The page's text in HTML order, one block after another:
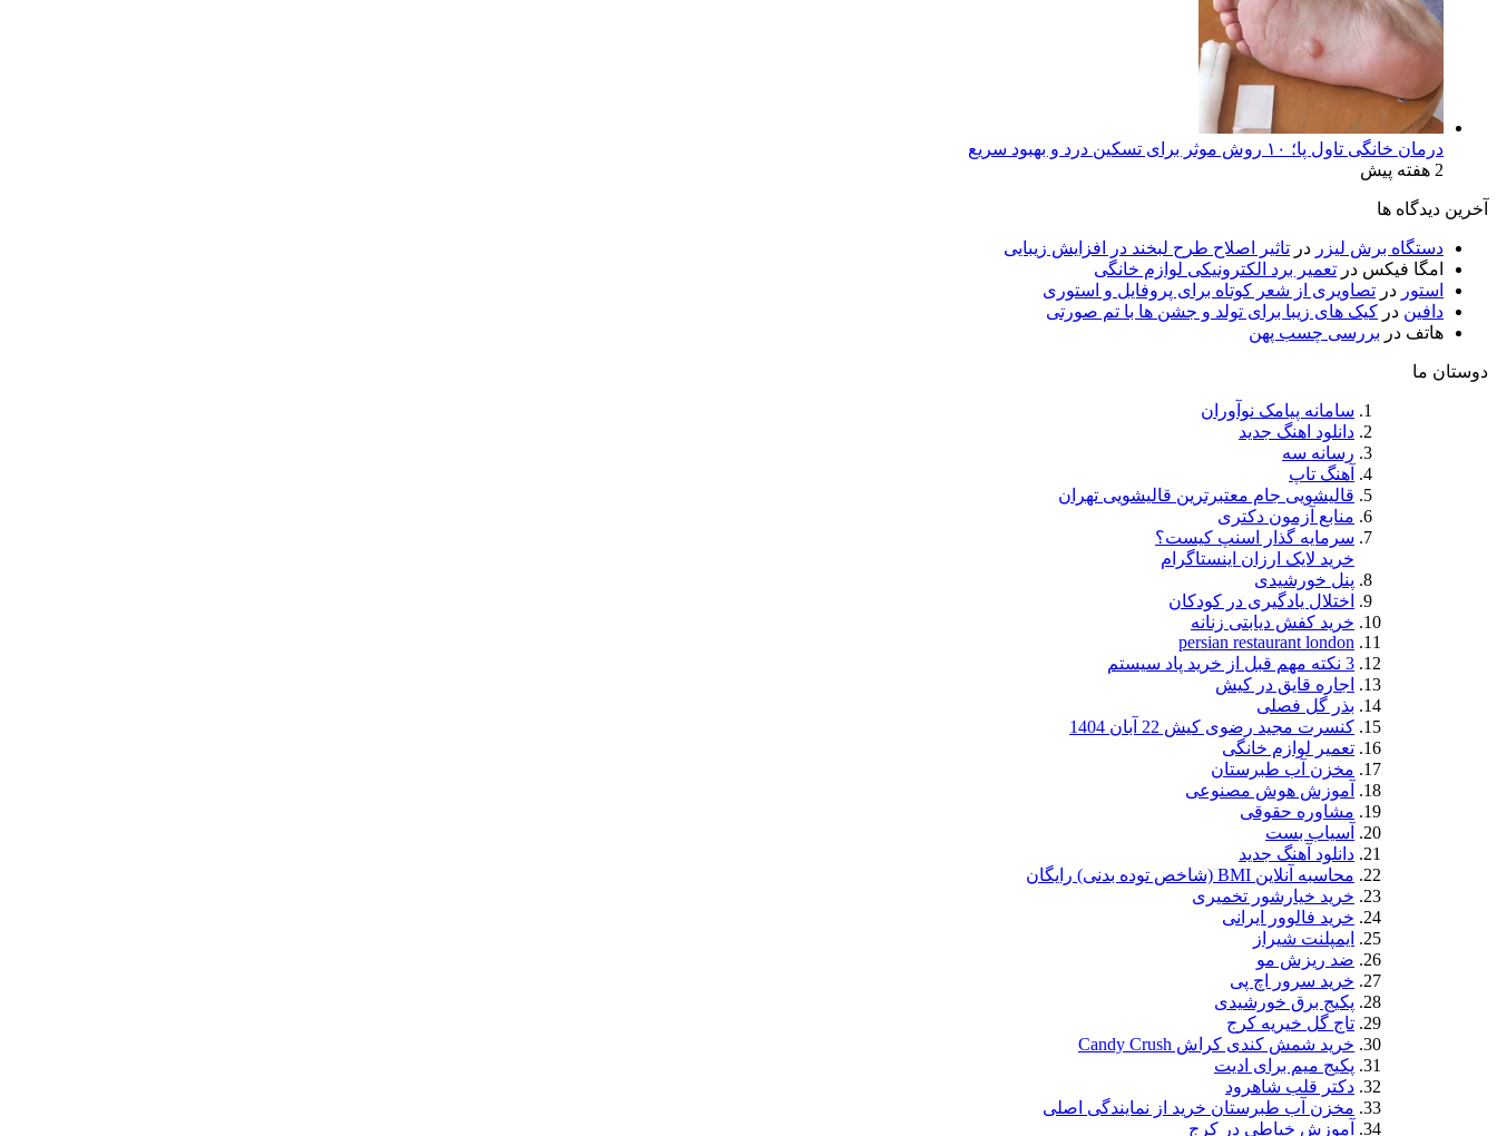
درمان خانگی تاول پا؛ ۱۰ روش موثر برای تسکین درد و بهبود سریع
2 هفته پیش
آخرین دیدگاه ها
دستگاه برش لیزر در تاثیر اصلاح طرح لبخند در افزایش زیبایی
امگا فیکس در تعمیر برد الکترونیکی لوازم خانگی
استور در تصاویری از شعر کوتاه برای پروفایل و استوری
دافین در کیک های زیبا برای تولد و جشن ها با تم صورتی
هاتف در بررسی چسب پهن
دوستان ما
سامانه پیامک نوآوران
دانلود اهنگ جدید
رسانه سه
آهنگ تاپ
قالیشویی جام معتبرترین قالیشویی تهران
منابع آزمون دکتری
سرمایه گذار اسنپ کیست؟
خرید لایک ارزان اینستاگرام
پنل خورشیدی
اختلال یادگیری در کودکان
خرید کفش دیابتی زنانه
persian restaurant london
3 نکته مهم قبل از خرید پاد سیستم
اجاره قایق در کیش
بذر گل فصلی
کنسرت مجید رضوی کیش 22 آبان 1404
تعمیر لوازم خانگی
مخزن آب طبرستان
آموزش هوش مصنوعی
مشاوره حقوقی
آسیاب بست
دانلود آهنگ جدید
محاسبه آنلاین BMI (شاخص توده بدنی) رایگان
خرید خیارشور تخمیری
خرید فالوور ایرانی
ایمپلنت شیراز
ضد ریزش مو
خرید سرور اچ پی
پکیج برق خورشیدی
تاج گل خیریه کرج
خرید شمش کندی کراش Candy Crush
پکیج میم برای ادیت
دکتر قلب شاهرود
مخزن آب طبرستان خرید از نمایندگی اصلی
آموزش خیاطی در کرج